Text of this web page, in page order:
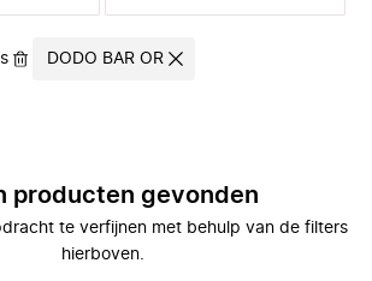
DODO BAR OR
producten gevonden
te verfijnen met behulp van de filters
hierboven.